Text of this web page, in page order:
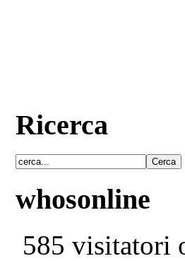
Ricerca
whosonline
585 visitatori